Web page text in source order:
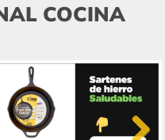
COCINA